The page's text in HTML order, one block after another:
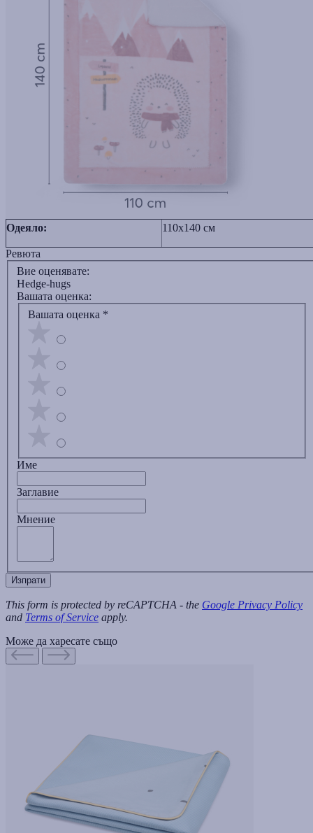
Одеяло: 110x140 см
Ревюта
Вие оценявате:
Hedge-hugs
Вашата оценка:
Вашата оценка *
Име
Заглавиe
Мнение
Изпрати
This form is protected by reCAPTCHA - the Google Privacy Policy
and Terms of Service apply.
Може да харесате също